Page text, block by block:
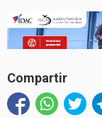
Compartir